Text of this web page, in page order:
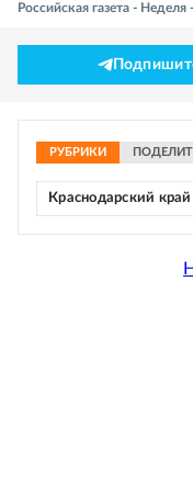
Российская газета -
РУБРИКИ
Краснодарский край